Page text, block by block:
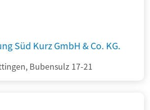
Süd Kurz GmbH & Co. KG.
Bubensulz 17-21